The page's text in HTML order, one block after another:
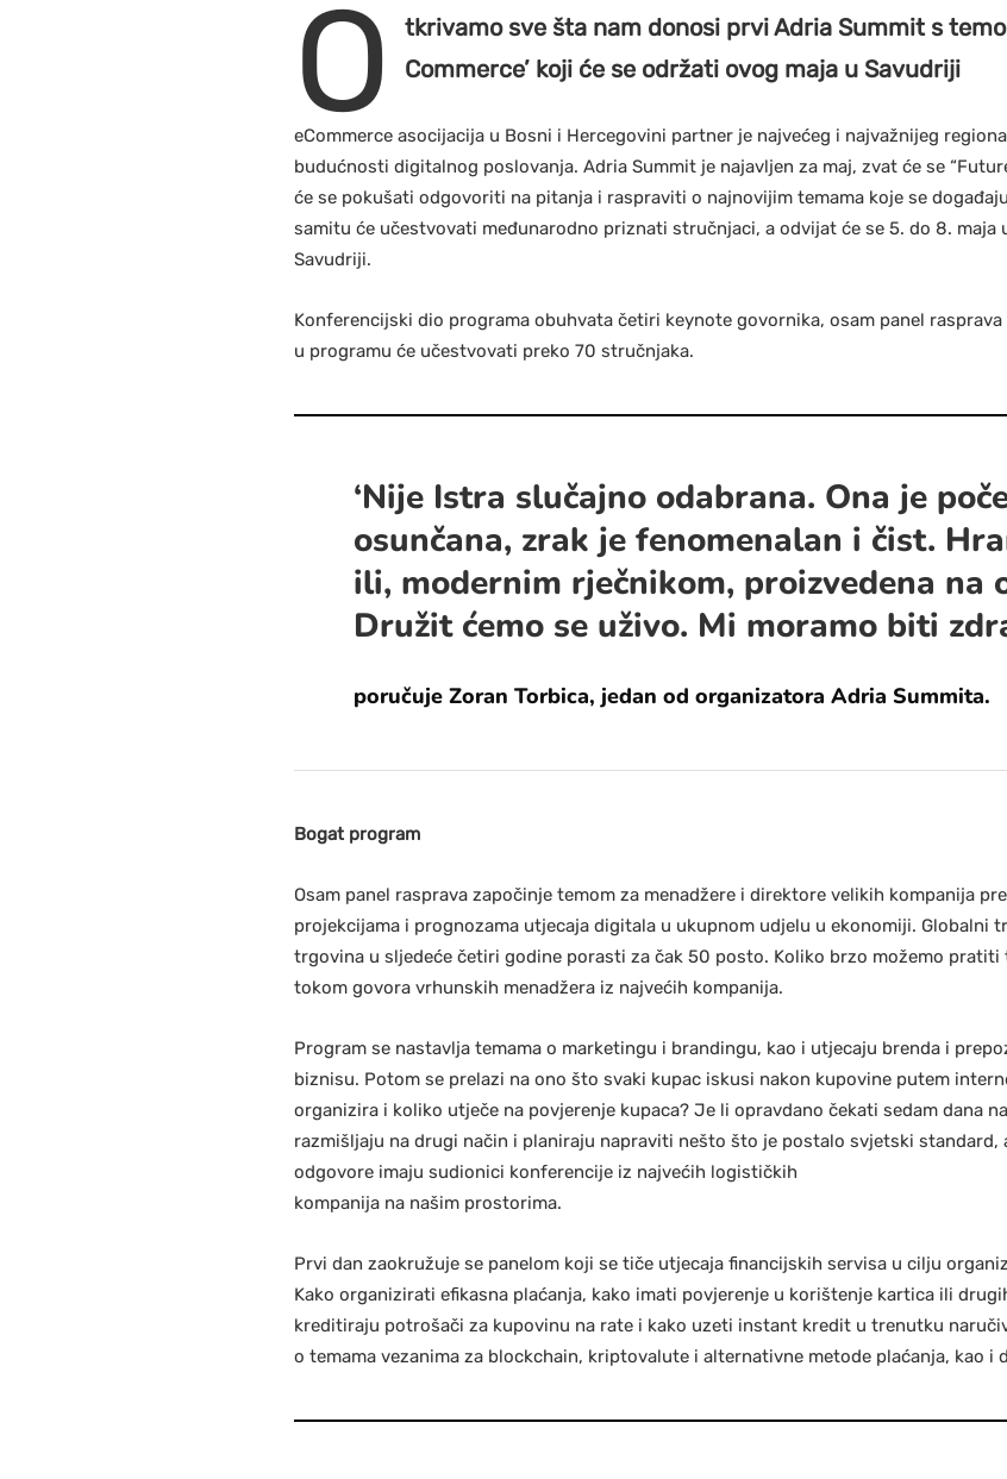
O
tkrivamo sve šta nam donosi prvi Adria Summit s
Commerce’ koji će se održati ovog maja u Savudriji
eCommerce asocijacija u Bosni i Hercegovini partner je najvećeg i najvažnijeg
budućnosti digitalnog poslovanja. Adria Summit je najavljen za maj, zvat će se
će se pokušati odgovoriti na pitanja i raspraviti o najnovijim temama koje se
samitu će učestvovati međunarodno priznati stručnjaci, a odvijat će se 5. do 8. maja
Savudriji.
Konferencijski dio programa obuhvata četiri keynote govornika, osam panel
u programu će učestvovati preko 70 stručnjaka.
‘Nije Istra slučajno odabrana. Ona je
osunčana, zrak je fenomenalan i čist.
ili, modernim rječnikom, proizvedena na
Družit ćemo se uživo. Mi moramo biti
poručuje Zoran Torbica, jedan od organizatora Adria Summita.
Bogat program
Osam panel rasprava započinje temom za menadžere i direktore velikih kompanija
projekcijama i prognozama utjecaja digitala u ukupnom udjelu u ekonomiji. Globalni
trgovina u sljedeće četiri godine porasti za čak 50 posto. Koliko brzo možemo
tokom govora vrhunskih menadžera iz najvećih kompanija.
Program se nastavlja temama o marketingu i brandingu, kao i utjecaju brenda i
biznisu. Potom se prelazi na ono što svaki kupac iskusi nakon kupovine putem
organizira i koliko utječe na povjerenje kupaca? Je li opravdano čekati sedam dana
razmišljaju na drugi način i planiraju napraviti nešto što je postalo svjetski
odgovore imaju sudionici konferencije iz najvećih logističkih
kompanija na našim prostorima.
Prvi dan zaokružuje se panelom koji se tiče utjecaja financijskih servisa u cilju
Kako organizirati efikasna plaćanja, kako imati povjerenje u korištenje kartica ili
kreditiraju potrošači za kupovinu na rate i kako uzeti instant kredit u trenutku
o temama vezanima za blockchain, kriptovalute i alternativne metode plaćanja, kao i